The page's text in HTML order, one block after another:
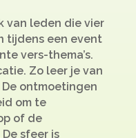
van leden die vier
tijdens een event
vers-thema’s.
Zo leer je van
De ontmoetingen
om te
of de
sfeer is